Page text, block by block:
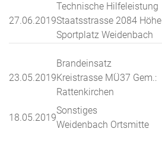
27.06.2019
Technische Hilfeleistung
Staatsstrasse 2084 Höhe
Sportplatz Weidenbach
23.05.2019
Brandeinsatz
Kreistrasse MÜ37 Gem.:
Rattenkirchen
18.05.2019
Sonstiges
Weidenbach Ortsmitte